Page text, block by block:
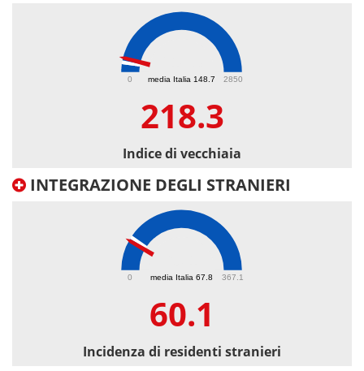
media Italia 148.7
0 2850
218.3
Indice di vecchiaia
INTEGRAZIONE DEGLI STRANIERI
media Italia 67.8
0 367.1
60.1
Incidenza di residenti stranieri